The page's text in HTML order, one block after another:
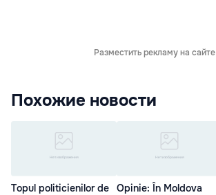
Разместить рекламу на сайте
Похожие новости
Topul politicienilor de
Opinie: În Moldova